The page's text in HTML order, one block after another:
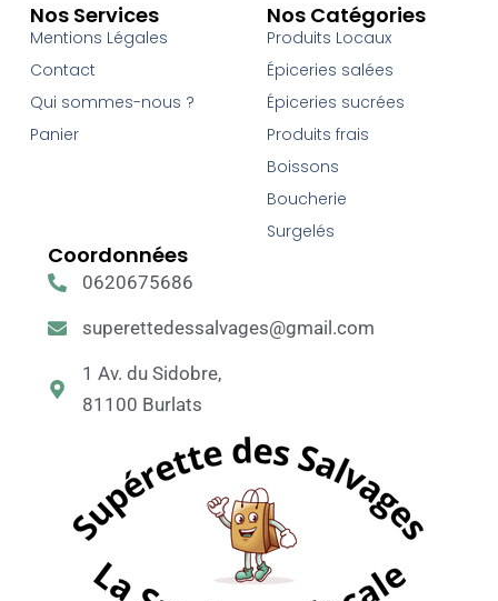
Nos Services
Mentions Légales
Contact
Qui sommes-nous ?
Panier
Nos Catégories
Produits Locaux
Épiceries salées
Épiceries sucrées
Produits frais
Boissons
Boucherie
Surgelés
Coordonnées
0620675686
superettedessalvages@gmail.com
1 Av. du Sidobre,
81100 Burlats